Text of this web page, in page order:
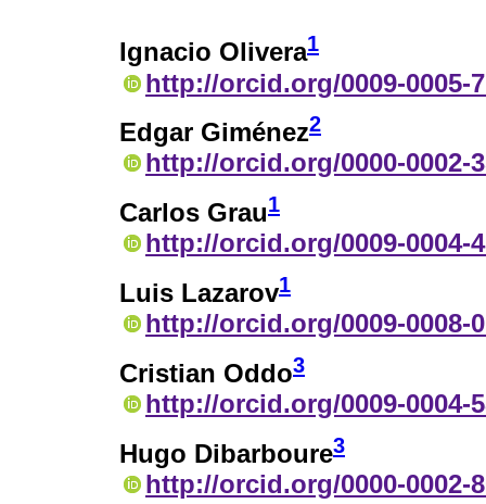
Ignacio Olivera1
http://orcid.org/0009-0005-
Edgar Giménez2
http://orcid.org/0000-0002-
Carlos Grau1
http://orcid.org/0009-0004-
Luis Lazarov1
http://orcid.org/0009-0008-
Cristian Oddo3
http://orcid.org/0009-0004-
Hugo Dibarboure3
http://orcid.org/0000-0002-